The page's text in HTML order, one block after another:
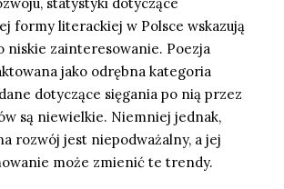
formy literackiej w Polsce wskazują
niskie zainteresowanie. Poezja
jako odrębna kategoria
dotyczące sięgania po nią przez
są niewielkie. Niemniej jednak,
rozwój jest niepodważalny, a jej
może zmienić te trendy.